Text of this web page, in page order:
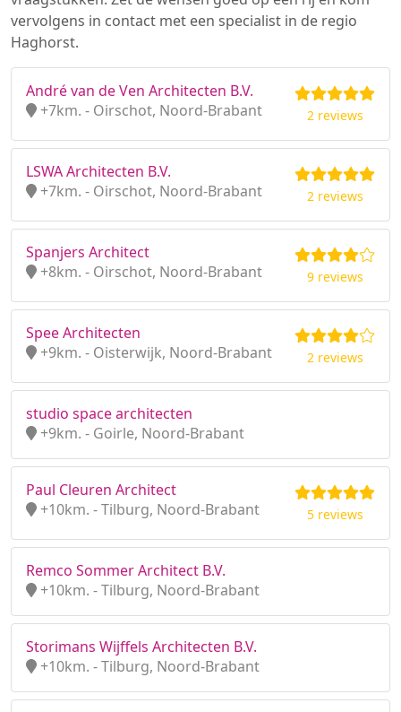
vervolgens in contact met een specialist in de regio
Haghorst.
André van de Ven Architecten B.V.
+7km. - Oirschot, Noord-Brabant
2 reviews
LSWA Architecten B.V.
+7km. - Oirschot, Noord-Brabant
2 reviews
Spanjers Architect
+8km. - Oirschot, Noord-Brabant
9 reviews
Spee Architecten
+9km. - Oisterwijk, Noord-Brabant
2 reviews
studio space architecten
+9km. - Goirle, Noord-Brabant
Paul Cleuren Architect
+10km. - Tilburg, Noord-Brabant
5 reviews
Remco Sommer Architect B.V.
+10km. - Tilburg, Noord-Brabant
Storimans Wijffels Architecten B.V.
+10km. - Tilburg, Noord-Brabant